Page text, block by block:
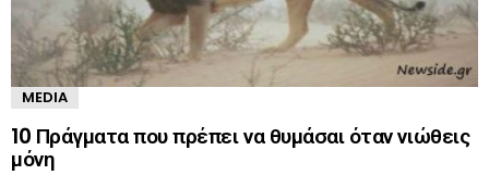
MEDIA
10 Πράγματα που πρέπει να θυμάσαι όταν νιώθεις
μόνη